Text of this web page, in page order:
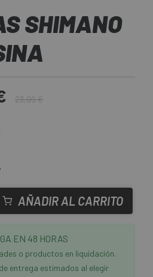
SHIMANO
23,99 €
AÑADIR AL CARRITO
EN 48 HORAS
o productos en liquidación.
entrega estimados al elegir